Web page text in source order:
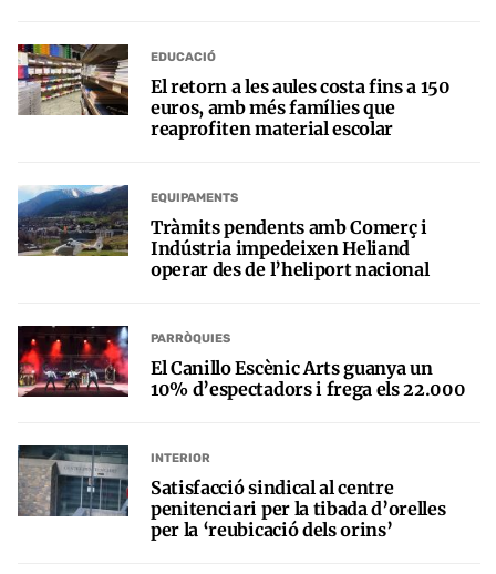
EDUCACIÓ
El retorn a les aules costa fins a 150
euros, amb més famílies que
reaprofiten material escolar
EQUIPAMENTS
Tràmits pendents amb Comerç i
Indústria impedeixen Heliand
operar des de l’heliport nacional
PARRÒQUIES
El Canillo Escènic Arts guanya un
10% d’espectadors i frega els 22.000
INTERIOR
Satisfacció sindical al centre
penitenciari per la tibada d’orelles
per la ‘reubicació dels orins’